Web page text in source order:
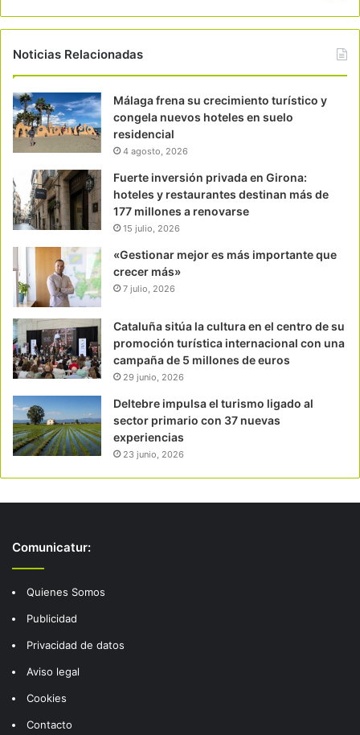
Noticias Relacionadas
Málaga frena su crecimiento turístico y
congela nuevos hoteles en suelo
residencial
4 agosto, 2026
Fuerte inversión privada en Girona:
hoteles y restaurantes destinan más de
177 millones a renovarse
15 julio, 2026
«Gestionar mejor es más importante que
crecer más»
7 julio, 2026
Cataluña sitúa la cultura en el centro de su
promoción turística internacional con una
campaña de 5 millones de euros
29 junio, 2026
Deltebre impulsa el turismo ligado al
sector primario con 37 nuevas
experiencias
23 junio, 2026
Comunicatur:
Quienes Somos
Publicidad
Privacidad de datos
Aviso legal
Cookies
Contacto